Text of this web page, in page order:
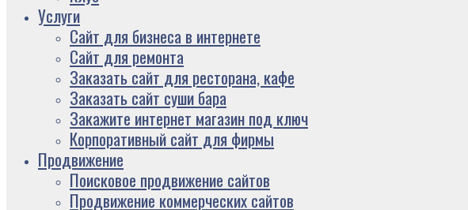
Услуги
Сайт для бизнеса в интернете
Сайт для ремонта
Заказать сайт для ресторана, кафе
Заказать сайт суши бара
Закажите интернет магазин под ключ
Корпоративный сайт для фирмы
Продвижение
Поисковое продвижение сайтов
Продвижение коммерческих сайтов